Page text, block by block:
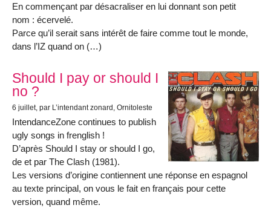
En commençant par désacraliser en lui donnant son petit
nom : écervelé.
Parce qu’il serait sans intérêt de faire comme tout le monde,
dans l’IZ quand on (…)
Should I pay or should I
no ?
6 juillet, par L’intendant zonard, Ornitoleste
IntendanceZone continues to publish
ugly songs in frenglish !
D’après Should I stay or should I go,
de et par The Clash (1981).
Les versions d’origine contiennent une réponse en espagnol
au texte principal, on vous le fait en français pour cette
version, quand même.